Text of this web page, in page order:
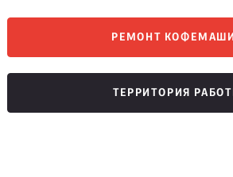
РЕМОНТ
ТЕРРИТОРИЯ